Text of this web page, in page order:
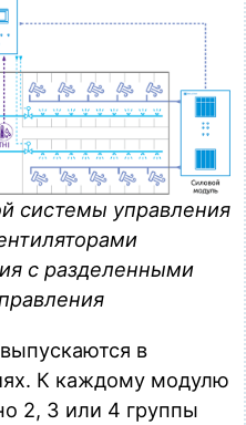
системы управления
с разделенными
в
К каждому модулю
2, 3 или 4 группы